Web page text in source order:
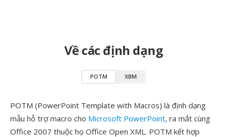
Về các định dạng
POTM XBM
POTM (PowerPoint Template with Macros) là định dạng
mẫu hỗ trợ macro cho Microsoft PowerPoint, ra mắt cùng
Office 2007 thuộc họ Office Open XML. POTM kết hợp